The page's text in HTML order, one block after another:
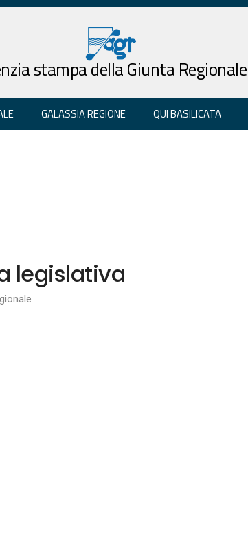
stampa della Giunta Regionale
GALASSIA REGIONE QUI BASILICATA
legislativa